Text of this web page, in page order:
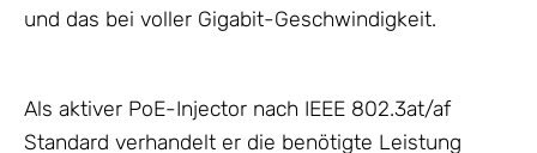
und das bei voller Gigabit-Geschwindigkeit.
Als aktiver PoE-Injector nach IEEE 802.3at/af
Standard verhandelt er die benötigte Leistung